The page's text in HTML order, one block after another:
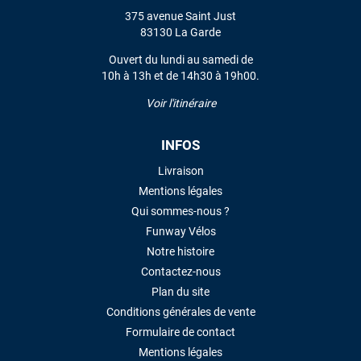
375 avenue Saint Just
83130 La Garde
Ouvert du lundi au samedi de
10h à 13h et de 14h30 à 19h00.
Voir l'itinéraire
INFOS
Livraison
Mentions légales
Qui sommes-nous ?
Funway Vélos
Notre histoire
Contactez-nous
Plan du site
Conditions générales de vente
Formulaire de contact
Mentions légales
VOIR TOUS LES AVIS
LAISSER UN AVIS